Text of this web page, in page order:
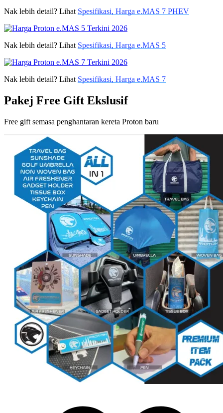
Nak lebih detail? Lihat Spesifikasi, Harga e.MAS 7 PHEV
Nak lebih detail? Lihat Spesifikasi, Harga e.MAS 5
Nak lebih detail? Lihat Spesifikasi, Harga e.MAS 7
Pakej Free Gift Ekslusif
Free gift semasa penghantaran kereta Proton baru